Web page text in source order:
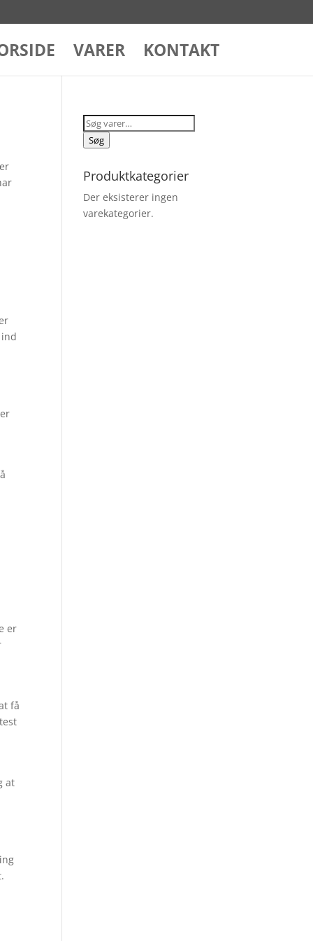
VARER KONTAKT
er
få
at
Søg
efter:
Søg
Produktkategorier
Der eksisterer ingen
varekategorier.